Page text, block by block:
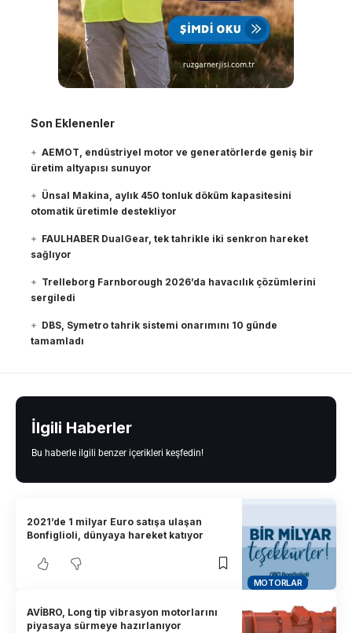
Son Eklenenler
AEMOT, endüstriyel motor ve generatörlerde geniş bir
üretim altyapısı sunuyor
Ünsal Makina, aylık 450 tonluk döküm kapasitesini
otomatik üretimle destekliyor
FAULHABER DualGear, tek tahrikle iki senkron hareket
sağlıyor
Trelleborg Farnborough 2026’da havacılık çözümlerini
sergiledi
DBS, Symetro tahrik sistemi onarımını 10 günde
tamamladı
İlgili Haberler
Bu haberle ilgili benzer içerikleri keşfedin!
MOTORLAR
2021’de 1 milyar Euro satışa ulaşan
Bonfiglioli, dünyaya hareket katıyor
AVİBRO, Long tip vibrasyon motorlarını
piyasaya sürmeye hazırlanıyor